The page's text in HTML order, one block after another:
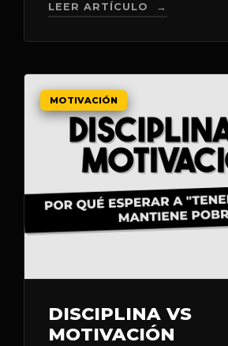
LEER ARTÍCULO →
MOTIVACIÓN
DISCIPLINA VS
MOTIVACIÓN